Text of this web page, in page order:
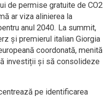
de permise gratuite de CO2
ar viza alinierea la
anul 2040. La summit,
și premierul italian Giorgia
coordonată, menită
investiții și să consolideze
pe identificarea